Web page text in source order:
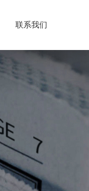
联系我们